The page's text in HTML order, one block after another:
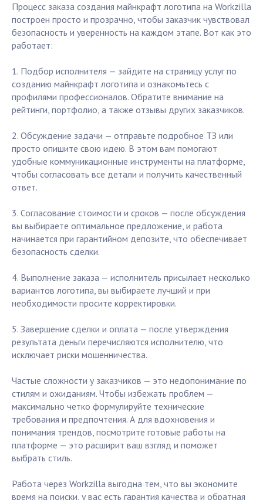
Процесс заказа создания майнкрафт логотипа на Workzilla
построен просто и прозрачно, чтобы заказчик чувствовал
безопасность и уверенность на каждом этапе. Вот как это
работает:
1. Подбор исполнителя — зайдите на страницу услуг по
созданию майнкрафт логотипа и ознакомьтесь с
профилями профессионалов. Обратите внимание на
рейтинги, портфолио, а также отзывы других заказчиков.
2. Обсуждение задачи — отправьте подробное ТЗ или
просто опишите свою идею. В этом вам помогают
удобные коммуникационные инструменты на платформе,
чтобы согласовать все детали и получить качественный
ответ.
3. Согласование стоимости и сроков — после обсуждения
вы выбираете оптимальное предложение, и работа
начинается при гарантийном депозите, что обеспечивает
безопасность сделки.
4. Выполнение заказа — исполнитель присылает несколько
вариантов логотипа, вы выбираете лучший и при
необходимости просите корректировки.
5. Завершение сделки и оплата — после утверждения
результата деньги перечисляются исполнителю, что
исключает риски мошенничества.
Частые сложности у заказчиков — это недопонимание по
стилям и ожиданиям. Чтобы избежать проблем —
максимально четко формулируйте технические
требования и предпочтения. А для вдохновения и
понимания трендов, посмотрите готовые работы на
платформе — это расширит ваш взгляд и поможет
выбрать стиль.
Работа через Workzilla выгодна тем, что вы экономите
время на поиски, у вас есть гарантия качества и обратная